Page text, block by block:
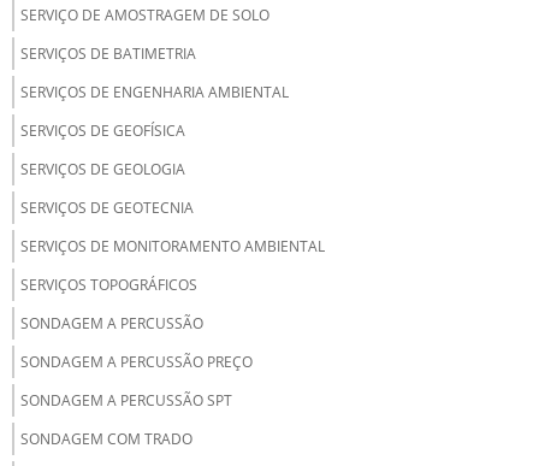
SERVIÇO DE AMOSTRAGEM DE SOLO
SERVIÇOS DE BATIMETRIA
SERVIÇOS DE ENGENHARIA AMBIENTAL
SERVIÇOS DE GEOFÍSICA
SERVIÇOS DE GEOLOGIA
SERVIÇOS DE GEOTECNIA
SERVIÇOS DE MONITORAMENTO AMBIENTAL
SERVIÇOS TOPOGRÁFICOS
SONDAGEM A PERCUSSÃO
SONDAGEM A PERCUSSÃO PREÇO
SONDAGEM A PERCUSSÃO SPT
SONDAGEM COM TRADO